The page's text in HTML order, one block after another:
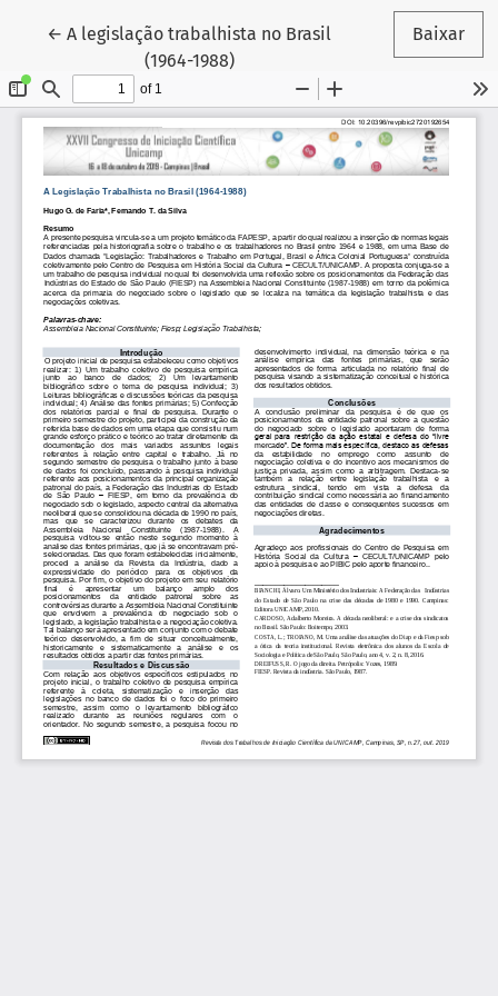
←Voltar aos Detalhes do Artigo
A legislação trabalhista no Brasil
(1964-1988)
Baixar